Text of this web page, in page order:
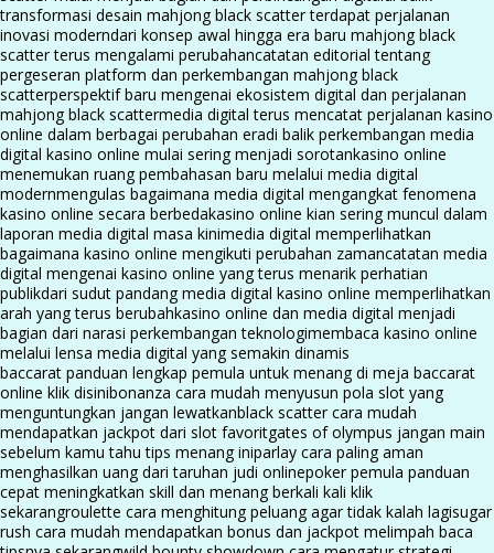
transformasi desain mahjong black scatter terdapat perjalanan
inovasi moderndari konsep awal hingga era baru mahjong black
scatter terus mengalami perubahancatatan editorial tentang
pergeseran platform dan perkembangan mahjong black
scatterperspektif baru mengenai ekosistem digital dan perjalanan
mahjong black scattermedia digital terus mencatat perjalanan kasino
online dalam berbagai perubahan eradi balik perkembangan media
digital kasino online mulai sering menjadi sorotankasino online
menemukan ruang pembahasan baru melalui media digital
modernmengulas bagaimana media digital mengangkat fenomena
kasino online secara berbedakasino online kian sering muncul dalam
laporan media digital masa kinimedia digital memperlihatkan
bagaimana kasino online mengikuti perubahan zamancatatan media
digital mengenai kasino online yang terus menarik perhatian
publikdari sudut pandang media digital kasino online memperlihatkan
arah yang terus berubahkasino online dan media digital menjadi
bagian dari narasi perkembangan teknologimembaca kasino online
melalui lensa media digital yang semakin dinamis
baccarat panduan lengkap pemula untuk menang di meja baccarat
online klik disinibonanza cara mudah menyusun pola slot yang
menguntungkan jangan lewatkanblack scatter cara mudah
mendapatkan jackpot dari slot favoritgates of olympus jangan main
sebelum kamu tahu tips menang iniparlay cara paling aman
menghasilkan uang dari taruhan judi onlinepoker pemula panduan
cepat meningkatkan skill dan menang berkali kali klik
sekarangroulette cara menghitung peluang agar tidak kalah lagisugar
rush cara mudah mendapatkan bonus dan jackpot melimpah baca